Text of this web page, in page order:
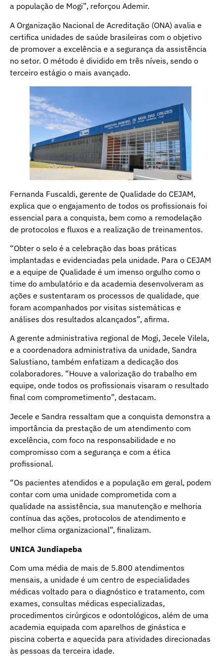
a população de Mogi”, reforçou Ademir.
A Organização Nacional de Acreditação (ONA) avalia e
certifica unidades de saúde brasileiras com o objetivo
de promover a excelência e a segurança da assistência
no setor. O método é dividido em três níveis, sendo o
terceiro estágio o mais avançado.
Fernanda Fuscaldi, gerente de Qualidade do CEJAM,
explica que o engajamento de todos os profissionais foi
essencial para a conquista, bem como a remodelação
de protocolos e fluxos e a realização de treinamentos.
“Obter o selo é a celebração das boas práticas
implantadas e evidenciadas pela unidade. Para o CEJAM
e a equipe de Qualidade é um imenso orgulho como o
time do ambulatório e da academia desenvolveram as
ações e sustentaram os processos de qualidade, que
foram acompanhados por visitas sistemáticas e
análises dos resultados alcançados”, afirma.
A gerente administrativa regional de Mogi, Jecele Vilela,
e a coordenadora administrativa da unidade, Sandra
Salustiano, também enfatizam a dedicação dos
colaboradores. “Houve a valorização do trabalho em
equipe, onde todos os profissionais visaram o resultado
final com comprometimento”, destacam.
Jecele e Sandra ressaltam que a conquista demonstra a
importância da prestação de um atendimento com
excelência, com foco na responsabilidade e no
compromisso com a segurança e com a ética
profissional.
“Os pacientes atendidos e a população em geral, podem
contar com uma unidade comprometida com a
qualidade na assistência, sua manutenção e melhoria
contínua das ações, protocolos de atendimento e
melhor clima organizacional”, finalizam.
UNICA Jundiapeba
Com uma média de mais de 5.800 atendimentos
mensais, a unidade é um centro de especialidades
médicas voltado para o diagnóstico e tratamento, com
exames, consultas médicas especializadas,
procedimentos cirúrgicos e odontológicos, além de uma
academia equipada com aparelhos de ginástica e
piscina coberta e aquecida para atividades direcionadas
às pessoas da terceira idade.